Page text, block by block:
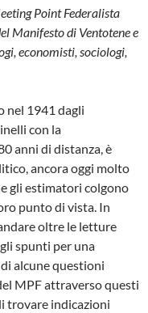
Point Federalista
Manifesto di Ventotene e
economisti, sociologi,
nel 1941 dagli
con la
anni di distanza, è
ancora oggi molto
gli estimatori colgono
punto di vista. In
oltre le letture
spunti per una
alcune questioni
MPF attraverso questi
trovare indicazioni